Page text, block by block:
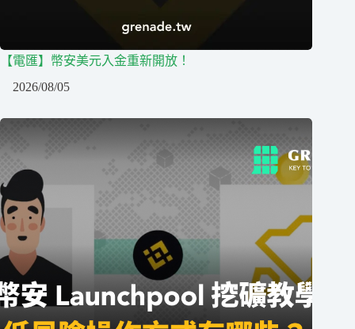
【電匯】幣安美元入金重新開放！
2026/08/05